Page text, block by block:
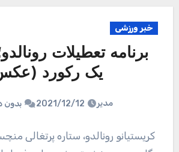
خبر ورزشی
برنامه تعطیلات
یک رکورد
مدیر 2021/12/12 بدون
کریستیانو رونالدو، ستاره پرتغالی